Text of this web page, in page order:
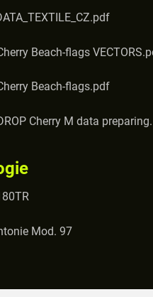
Beach-flags
Beach-flags.pdf
Cherry M data
Mod. 97